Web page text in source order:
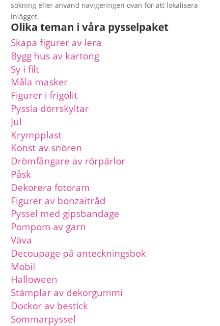
sökning eller använd navigeringen ovan för att lokalisera
inlägget.
Olika teman i våra pysselpaket
Skapa figurer av lera
Bygg hus av kartong
Sy i filt
Måla masker
Figurer i frigolit
Pyssla dörrskyltar
Jul
Krympplast
Konst av snören
Drömfångare av rörpärlor
Påsk
Dekorera fotoram
Figurer av bonzaitråd
Pyssel med gipsbandage
Pompom av garn
Väva
Decoupage på anteckningsbok
Mobil
Halloween
Stämplar av dekorgummi
Dockor av bestick
Sommarpyssel